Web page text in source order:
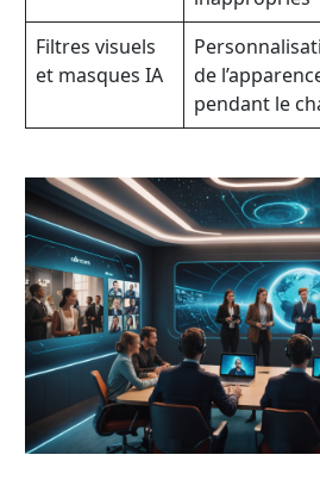
Filtres visuels
et masques IA
de
pendant le